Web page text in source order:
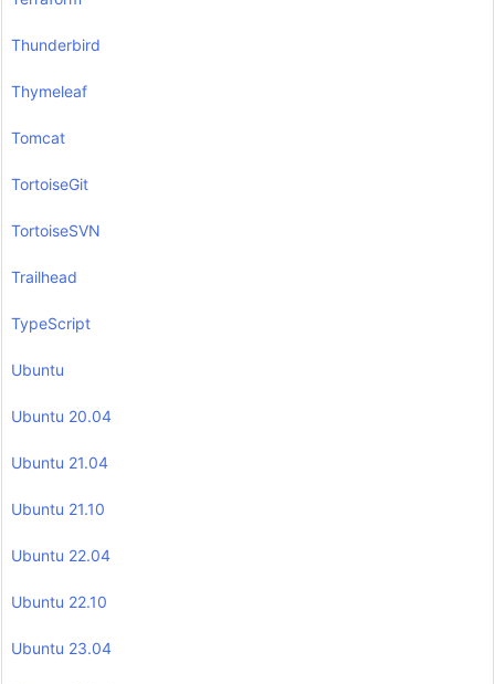
Thunderbird
Thymeleaf
Tomcat
TortoiseGit
TortoiseSVN
Trailhead
TypeScript
Ubuntu
Ubuntu 20.04
Ubuntu 21.04
Ubuntu 21.10
Ubuntu 22.04
Ubuntu 22.10
Ubuntu 23.04